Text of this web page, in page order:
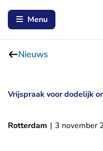
Menu
Nieuws
Vrijspraak voor dodelijk
Rotterdam | 3 november